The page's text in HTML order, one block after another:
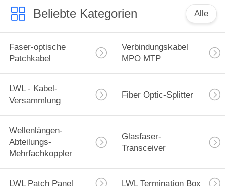
Beliebte Kategorien Alle
Faser-optische
Patchkabel
Verbindungskabel
MPO MTP
LWL - Kabel-
Versammlung
Fiber Optic-Splitter
Wellenlängen-
Abteilungs-
Mehrfachkoppler
Glasfaser-
Transceiver
LWL Patch Panel LWL Termination Box